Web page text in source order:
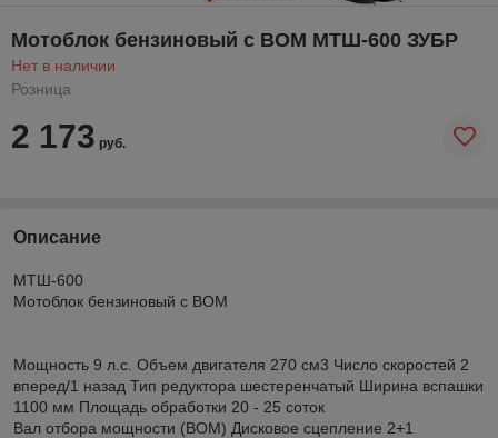
Мотоблок бензиновый с ВОМ МТШ-600 ЗУБР
Нет в наличии
Розница
2 173 руб.
Описание
МТШ-600
Мотоблок бензиновый с ВОМ
Мощность 9 л.с. Объем двигателя 270 см3 Число скоростей 2
вперед/1 назад Тип редуктора шестеренчатый Ширина вспашки
1100 мм Площадь обработки 20 - 25 соток
Вал отбора мощности (ВОМ) Дисковое сцепление 2+1